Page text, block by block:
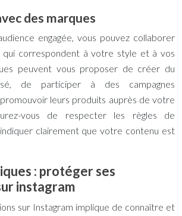
des marques
engagée, vous pouvez collaborer
qui correspondent à votre style et à vos
peuvent vous proposer de créer du
de participer à des campagnes
leurs produits auprès de votre
vous de respecter les règles de
clairement que votre contenu est
: protéger ses
instagram
sur Instagram implique de connaître et